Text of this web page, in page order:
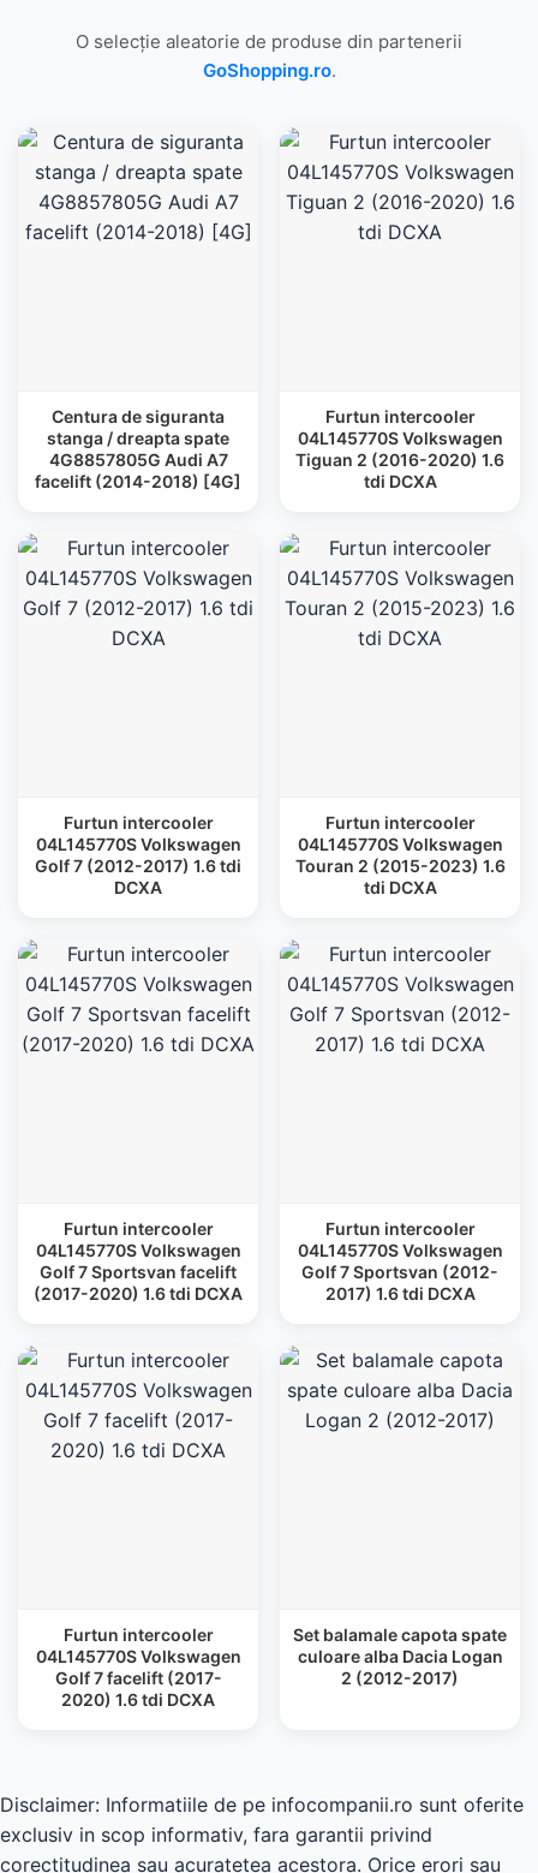
O selecție aleatorie de produse din partenerii
GoShopping.ro.
Centura de siguranta
stanga / dreapta spate
4G8857805G Audi A7
facelift (2014-2018) [4G]
Furtun intercooler
04L145770S Volkswagen
Tiguan 2 (2016-2020) 1.6
tdi DCXA
Furtun intercooler
04L145770S Volkswagen
Golf 7 (2012-2017) 1.6 tdi
DCXA
Furtun intercooler
04L145770S Volkswagen
Touran 2 (2015-2023) 1.6
tdi DCXA
Furtun intercooler
04L145770S Volkswagen
Golf 7 Sportsvan facelift
(2017-2020) 1.6 tdi DCXA
Furtun intercooler
04L145770S Volkswagen
Golf 7 Sportsvan (2012-
2017) 1.6 tdi DCXA
Furtun intercooler
04L145770S Volkswagen
Golf 7 facelift (2017-
2020) 1.6 tdi DCXA
Set balamale capota spate
culoare alba Dacia Logan
2 (2012-2017)
Disclaimer: Informatiile de pe infocompanii.ro sunt oferite
exclusiv in scop informativ, fara garantii privind
corectitudinea sau acuratetea acestora. Orice erori sau